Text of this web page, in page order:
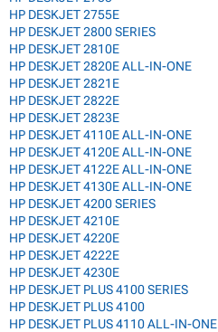
HP DESKJET 2755E
HP DESKJET 2800 SERIES
HP DESKJET 2810E
HP DESKJET 2820E ALL-IN-ONE
HP DESKJET 2821E
HP DESKJET 2822E
HP DESKJET 2823E
HP DESKJET 4110E ALL-IN-ONE
HP DESKJET 4120E ALL-IN-ONE
HP DESKJET 4122E ALL-IN-ONE
HP DESKJET 4130E ALL-IN-ONE
HP DESKJET 4200 SERIES
HP DESKJET 4210E
HP DESKJET 4220E
HP DESKJET 4222E
HP DESKJET 4230E
HP DESKJET PLUS 4100 SERIES
HP DESKJET PLUS 4100
HP DESKJET PLUS 4110 ALL-IN-ONE